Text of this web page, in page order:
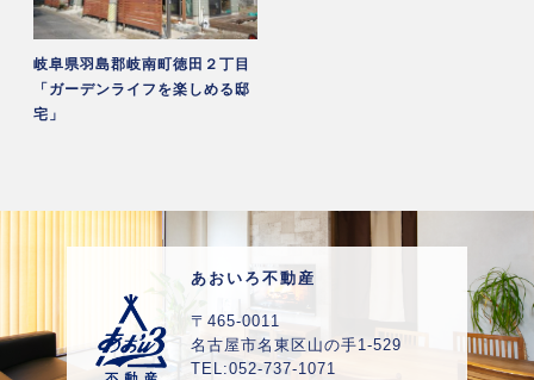
岐阜県羽島郡岐南町徳田２丁目
「ガーデンライフを楽しめる邸
宅」
あおいろ不動産
〒465-0011
名古屋市名東区山の手1-529
TEL:052-737-1071